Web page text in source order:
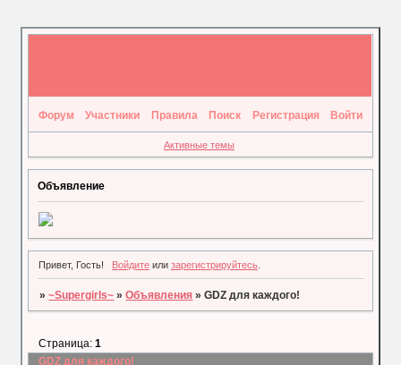
Форум Участники Правила Поиск Регистрация Войти
Активные темы
Объявление
Привет, Гость! Войдитеили зарегистрируйтесь.
»~Supergirls~ »Объявления »GDZ для каждого!
GDZ для каждого!
Страница:1